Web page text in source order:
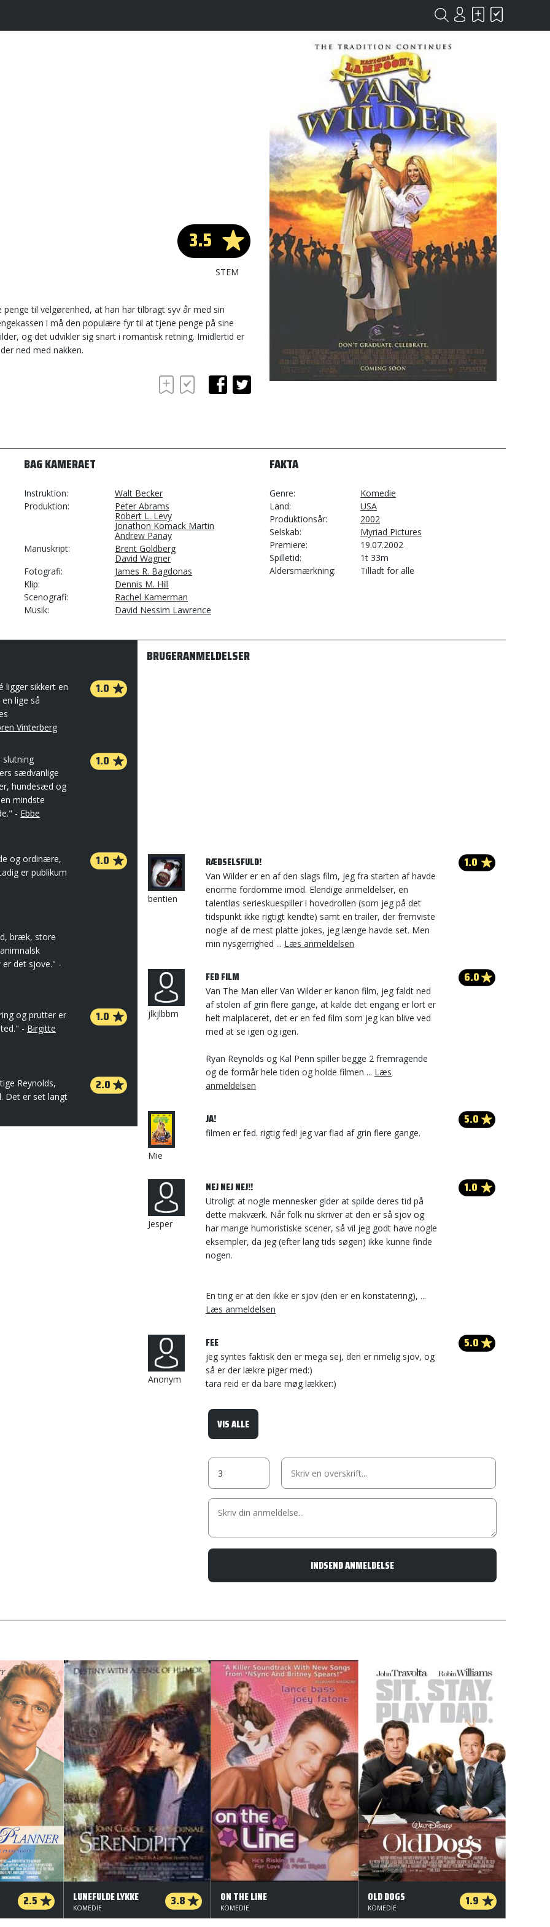
3.5
STEM
til velgørenhed, at han har tilbragt syv år med sin
i må den populære fyr til at tjene penge på sine
og det udvikler sig snart i romantisk retning. Imidlertid er
ned med nakken.
BAG KAMERAET
Instruktion
Walt Becker
Produktion
Peter Abrams
Robert L. Levy
Jonathon Komack Martin
Andrew Panay
Manuskript
Brent Goldberg
David Wagner
Fotografi
James R. Bagdonas
Klip
Dennis M. Hill
Scenografi
Rachel Kamerman
Musik
David Nessim Lawrence
FAKTA
Genre
Komedie
Land
USA
Produktionsår
2002
Selskab
Myriad Pictures
Premiere
19.07.2002
Spilletid
1t 33m
Aldersmærkning
Tilladt for alle
ligger sikkert en
lige så
Vinterberg
1.0
slutning
sædvanlige
hundesæd og
mindste
- Ebbe
1.0
og ordinære,
er publikum
1.0
bræk, store
det sjove." -
og prutter er
- Birgitte
1.0
Reynolds,
Det er set langt
2.0
BRUGERANMELDELSER
bentien
RÆDSELSFULD!
Van Wilder er en af den slags film, jeg fra starten af havde
enorme fordomme imod. Elendige anmeldelser, en
talentløs serieskuespiller i hovedrollen (som jeg på det
tidspunkt ikke rigtigt kendte) samt en trailer, der fremviste
nogle af de mest platte jokes, jeg længe havde set. Men
min nysgerrighed ... Læs anmeldelsen
1.0
jlkjlbbm
FED FILM
Van The Man eller Van Wilder er kanon film, jeg faldt ned
af stolen af grin flere gange, at kalde det engang er lort er
helt malplaceret, det er en fed film som jeg kan blive ved
med at se igen og igen.
Ryan Reynolds og Kal Penn spiller begge 2 fremragende
og de formår hele tiden og holde filmen ... Læs
anmeldelsen
6.0
Mie
JA!
filmen er fed. rigtig fed! jeg var flad af grin flere gange.
5.0
Jesper
NEJ NEJ NEJ!!
Utroligt at nogle mennesker gider at spilde deres tid på
dette makværk. Når folk nu skriver at den er så sjov og
har mange humoristiske scener, så vil jeg godt have nogle
eksempler, da jeg (efter lang tids søgen) ikke kunne finde
nogen.
En ting er at den ikke er sjov (den er en konstatering), ...
Læs anmeldelsen
1.0
Anonym
FEE
jeg syntes faktisk den er mega sej, den er rimelig sjov, og
så er der lækre piger med:)
tara reid er da bare møg lækker:)
5.0
VIS ALLE
2.5 LUNEFULDE LYKKE 3.8
KOMEDIE
ON THE LINE
KOMEDIE
OLD DOGS 1.9
KOMEDIE